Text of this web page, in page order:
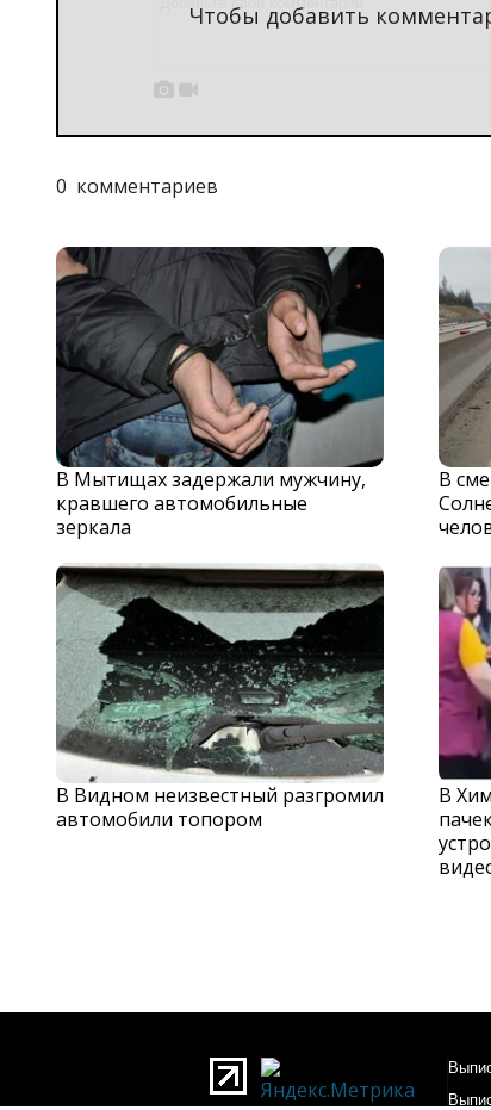
Чтобы добавить
 
0 комментариев
В Мытищах задержали мужчину,
кравшего автомобильные
зеркала
В
В Видном неизвестный разгромил
автомобили топором
В